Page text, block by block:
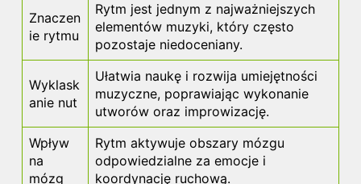
Znaczen
ie rytmu
Rytm jest jednym z najważniejszych
elementów muzyki, który często
pozostaje niedoceniany.
Wyklask
anie nut
Ułatwia naukę i rozwija umiejętności
muzyczne, poprawiając wykonanie
utworów oraz improwizację.
Wpływ
na
mózg
Rytm aktywuje obszary mózgu
odpowiedzialne za emocje i
koordynację ruchową.